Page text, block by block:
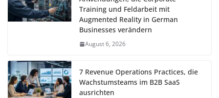
Training und Feldarbeit mit
Augmented Reality in German
Businesses verändern
August 6, 2026
7 Revenue Operations Practices, die
Wachstumsteams im B2B SaaS
ausrichten